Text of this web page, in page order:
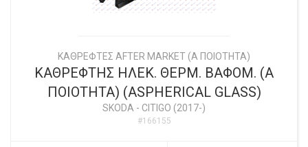
ΚΑΘΡΕΦΤΕΣ AFTER MARKET (Α ΠΟΙΟΤΗΤΑ)
ΚΑΘΡΕΦΤΗΣ ΗΛΕΚ. ΘΕΡΜ. ΒΑΦΟΜ. (Α
ΠΟΙΟΤΗΤΑ) (ASPHERICAL GLASS)
SKODA - CITIGO (2017-)
#166155